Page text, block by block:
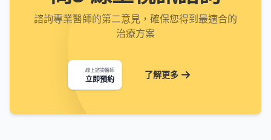
諮詢專業醫師的第二意見，確保您得到最適合的
治療方案
線上諮詢醫師
立即預約 了解更多